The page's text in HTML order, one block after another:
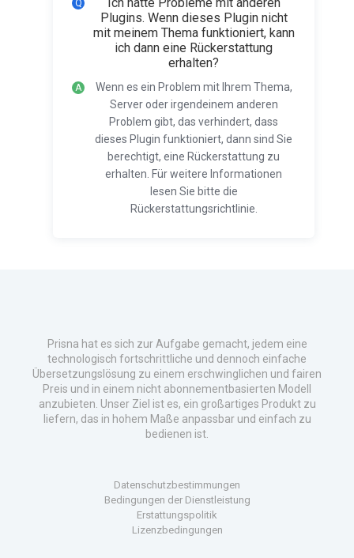
Plugins. Wenn dieses Plugin nicht
mit meinem Thema funktioniert, kann
ich dann eine Rückerstattung
erhalten?
Wenn es ein Problem mit Ihrem Thema,
Server oder irgendeinem anderen
Problem gibt, das verhindert, dass
dieses Plugin funktioniert, dann sind Sie
berechtigt, eine Rückerstattung zu
erhalten. Für weitere Informationen
lesen Sie bitte die
Rückerstattungsrichtlinie.
Prisna hat es sich zur Aufgabe gemacht, jedem eine
technologisch fortschrittliche und dennoch einfache
Übersetzungslösung zu einem erschwinglichen und fairen
Preis und in einem nicht abonnementbasierten Modell
anzubieten. Unser Ziel ist es, ein großartiges Produkt zu
liefern, das in hohem Maße anpassbar und einfach zu
bedienen ist.
Datenschutzbestimmungen
Bedingungen der Dienstleistung
Erstattungspolitik
Lizenzbedingungen